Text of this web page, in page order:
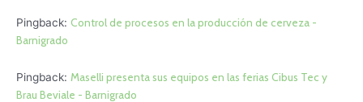
Pingback: Control de procesos en la producción de cerveza -
Barnigrado
Pingback: Maselli presenta sus equipos en las ferias Cibus Tec y
Brau Beviale - Barnigrado